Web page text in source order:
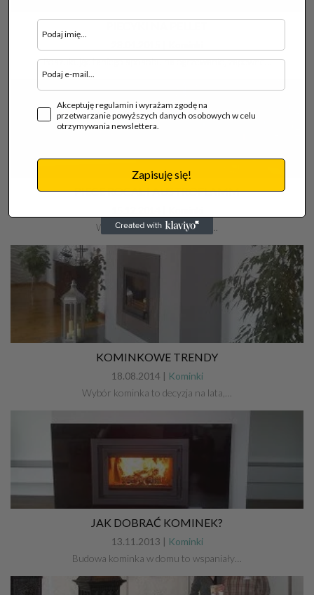
Poszukując taniego sposobu na ogrzewanie, zapewne…
PIECE ROCAL I AUSTROFLAMM
W dawnych (choć nie aż tak…
KOMINKOWE TRENDY
18.08.2014 | Kominki
Wybór kominka to decyzja na lata,…
JAK DOBRAĆ KOMINEK?
13.11.2013 | Kominki
Budowa kominka w domu to wspaniały…
Akceptuję regulamin i wyrażam zgodę na
przetwarzanie powyższych danych osobowych w celu
otrzymywania newslettera.
Zapisuję się!